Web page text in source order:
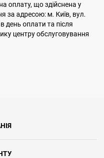
оплату, що здійснена у
за адресою: м. Київ, вул.
день оплати та після
центру обслуговування